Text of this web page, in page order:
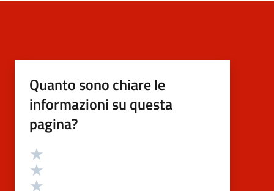
Quanto sono chiare le
informazioni su questa
pagina?
Valutazione